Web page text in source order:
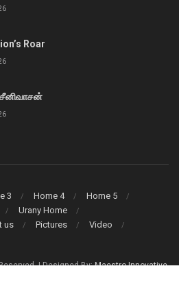
Roar
3 Home 4
Home 5
Urany Home
us Pictures
Video
| Designed By:Maestro Innovative